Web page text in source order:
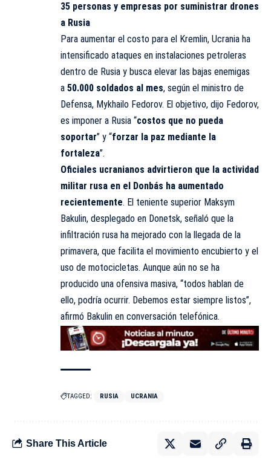
35 personas y empresas por suministrar drones
a Rusia
Para aumentar el costo para el Kremlin, Ucrania ha
intensificado ataques en instalaciones petroleras
dentro de Rusia y busca elevar las bajas enemigas
a 50.000 soldados al mes, según el ministro de
Defensa, Mykhailo Fedorov. El objetivo, dijo Fedorov,
es imponer a Rusia “costos que no pueda
soportar” y “forzar la paz mediante la
fortaleza”.
Oficiales ucranianos advirtieron que la actividad
militar rusa en el Donbás ha aumentado
recientemente. El teniente superior Maksym
Bakulin, desplegado en Donetsk, señaló que la
infiltración rusa ha mejorado con la llegada de la
primavera, que facilita el movimiento encubierto y el
uso de motocicletas. Aunque aún no se ha
producido una ofensiva masiva, “todos hablan de
ello, podría ocurrir. Debemos estar siempre listos”,
afirmó Bakulin en conversación telefónica.
TAGGED: RUSIA UCRANIA
Share This Article